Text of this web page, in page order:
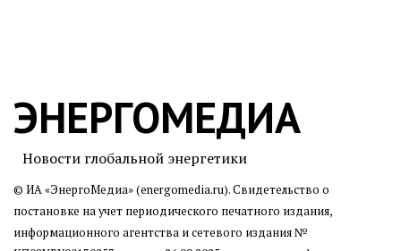
ЭНЕРГОМЕДИА
Новости глобальной энергетики
© ИА «ЭнергоМедиа» (energomedia.ru). Свидетельство о
постановке на учет периодического печатного издания,
информационного агентства и сетевого издания №